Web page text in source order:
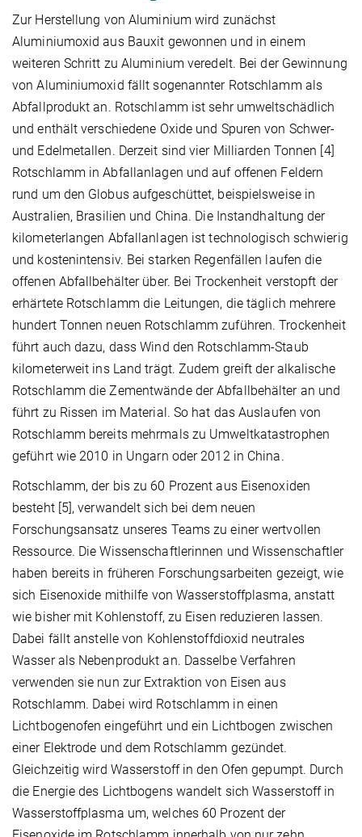
Zur Herstellung von Aluminium wird zunächst
Aluminiumoxid aus Bauxit gewonnen und in einem
weiteren Schritt zu Aluminium veredelt. Bei der Gewinnung
von Aluminiumoxid fällt sogenannter Rotschlamm als
Abfallprodukt an. Rotschlamm ist sehr umweltschädlich
und enthält verschiedene Oxide und Spuren von Schwer-
und Edelmetallen. Derzeit sind vier Milliarden Tonnen [4]
Rotschlamm in Abfallanlagen und auf offenen Feldern
rund um den Globus aufgeschüttet, beispielsweise in
Australien, Brasilien und China. Die Instandhaltung der
kilometerlangen Abfallanlagen ist technologisch schwierig
und kostenintensiv. Bei starken Regenfällen laufen die
offenen Abfallbehälter über. Bei Trockenheit verstopft der
erhärtete Rotschlamm die Leitungen, die täglich mehrere
hundert Tonnen neuen Rotschlamm zuführen. Trockenheit
führt auch dazu, dass Wind den Rotschlamm-Staub
kilometerweit ins Land trägt. Zudem greift der alkalische
Rotschlamm die Zementwände der Abfallbehälter an und
führt zu Rissen im Material. So hat das Auslaufen von
Rotschlamm bereits mehrmals zu Umweltkatastrophen
geführt wie 2010 in Ungarn oder 2012 in China.
Rotschlamm, der bis zu 60 Prozent aus Eisenoxiden
besteht [5], verwandelt sich bei dem neuen
Forschungsansatz unseres Teams zu einer wertvollen
Ressource. Die Wissenschaftlerinnen und Wissenschaftler
haben bereits in früheren Forschungsarbeiten gezeigt, wie
sich Eisenoxide mithilfe von Wasserstoffplasma, anstatt
wie bisher mit Kohlenstoff, zu Eisen reduzieren lassen.
Dabei fällt anstelle von Kohlenstoffdioxid neutrales
Wasser als Nebenprodukt an. Dasselbe Verfahren
verwenden sie nun zur Extraktion von Eisen aus
Rotschlamm. Dabei wird Rotschlamm in einen
Lichtbogenofen eingeführt und ein Lichtbogen zwischen
einer Elektrode und dem Rotschlamm gezündet.
Gleichzeitig wird Wasserstoff in den Ofen gepumpt. Durch
die Energie des Lichtbogens wandelt sich Wasserstoff in
Wasserstoffplasma um, welches 60 Prozent der